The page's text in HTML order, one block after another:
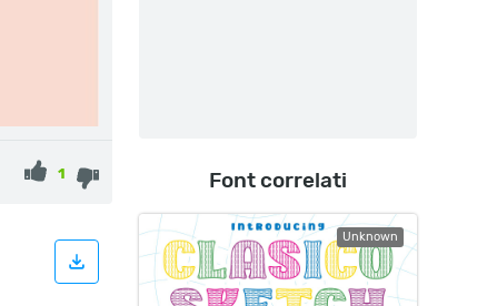
1 Font correlati
Unknown